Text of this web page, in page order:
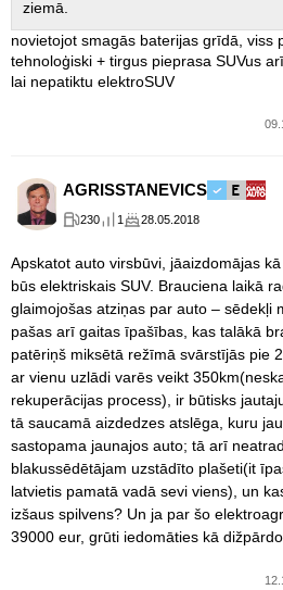
ziemā.
novietojot smagās baterijas grīdā, viss
tehnoloģiski + tirgus pieprasa SUVus
lai nepatiktu elektroSUV
AGRISSTANEVICS
230 1 28.05.2018
Apskatot auto virsbūvi, jāaizdomājas
būs elektriskais SUV. Brauciena laikā
glaimojošas atziņas par auto – sēdekļi
pašas arī gaitas īpašības, kas talākā
patēriņš miksētā režīmā svārstījās pie
ar vienu uzlādi varēs veikt
rekuperācijas process), ir būtisks
tā saucamā aizdedzes atslēga, kuru
sastopama jaunajos auto; tā arī
blakussēdētājam uzstādīto plašeti(it
latvietis pamatā vadā sevi viens), un
izšaus spilvens? Un ja par šo
39000 eur, grūti iedomāties kā